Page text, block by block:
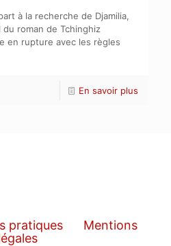
à la recherche de Djamilia,
roman de Tchinghiz
en rupture avec les règles
En savoir plus
pratiques
Mentions